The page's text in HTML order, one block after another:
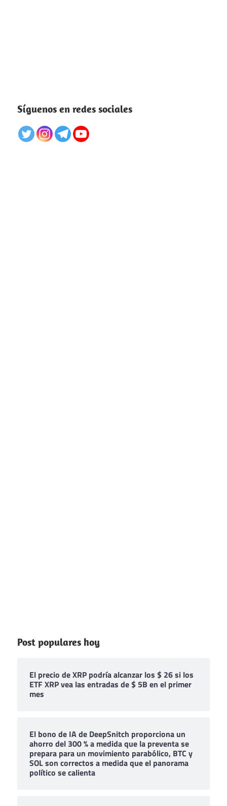
Síguenos en redes sociales
Post populares hoy
El precio de XRP podría alcanzar los $ 26 si los
ETF XRP vea las entradas de $ 5B en el primer
mes
El bono de IA de DeepSnitch proporciona un
ahorro del 300 % a medida que la preventa se
prepara para un movimiento parabólico, BTC y
SOL son correctos a medida que el panorama
político se calienta